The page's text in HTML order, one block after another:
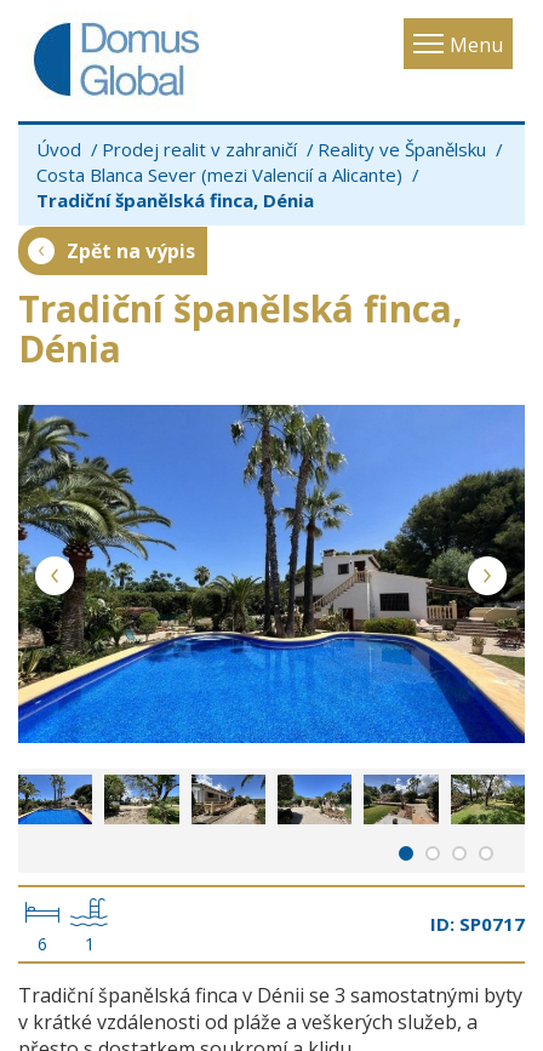
Menu
Toggle
Úvod Prodej realit v zahraničí
Reality ve Španělsku
Costa Blanca Sever (mezi Valencií a Alicante)
Tradiční španělská finca, Dénia
Zpět na výpis
Tradiční španělská finca,
Dénia
6 1
ID: SP0717
Tradiční španělská finca v Dénii se 3 samostatnými byty
v krátké vzdálenosti od pláže a veškerých služeb, a